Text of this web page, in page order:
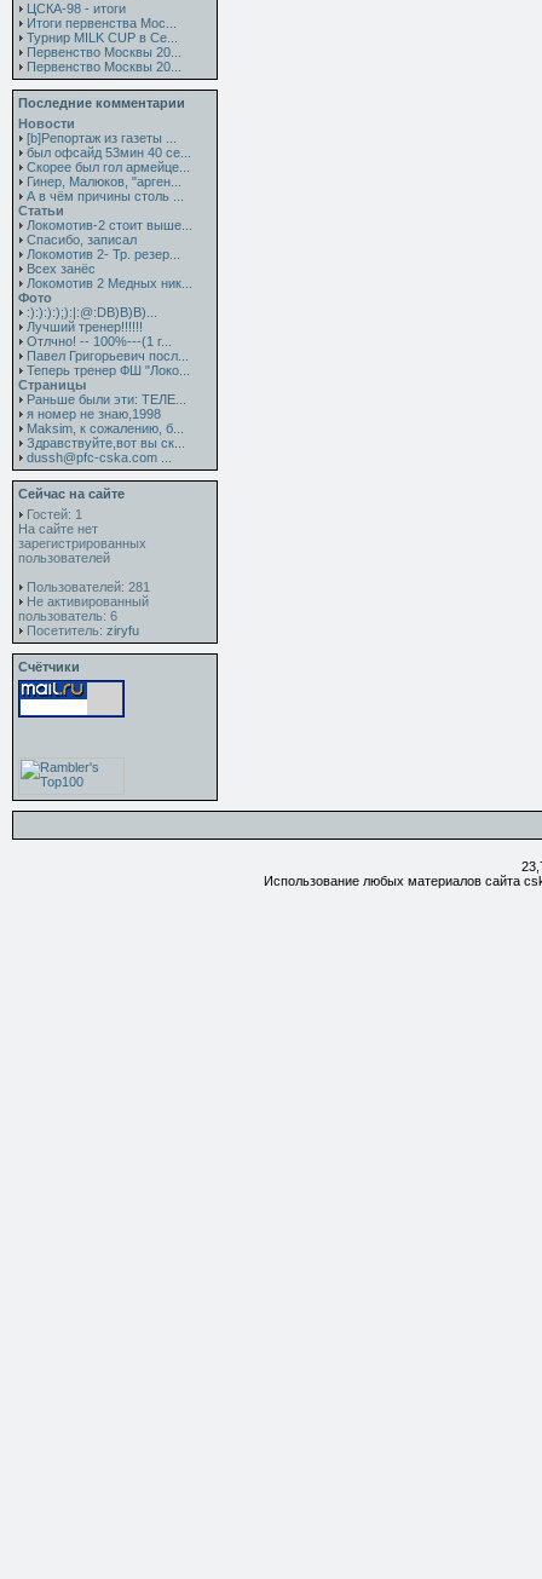
ЦСКА-98 - итоги
Итоги первенства Мос...
Турнир MILK CUP в Се...
Первенство Москвы 20...
Первенство Москвы 20...
Последние комментарии
Новости
[b]Репортаж из газеты ...
был офсайд 53мин 40 се...
Скорее был гол армейце...
Гинер, Малюков, "арген...
А в чём причины столь ...
Статьи
Локомотив-2 стоит выше...
Спасибо, записал
Локомотив 2- Тр. резер...
Всех занёс
Локомотив 2 Медных ник...
Фото
:):):):);):|:@:DB)B)B)...
Лучший тренер!!!!!!
Отлчно! -- 100%---(1 г...
Павел Григорьевич посл...
Теперь тренер ФШ "Локо...
Страницы
Раньше были эти: ТЕЛЕ...
я номер не знаю,1998
Maksim, к сожалению, б...
Здравствуйте,вот вы ск...
dussh@pfc-cska.com ...
Сейчас на сайте
Гостей: 1
На сайте нет
зарегистрированных
пользователей
Пользователей: 281
Не активированный
пользователь: 6
Посетитель: ziryfu
Счётчики
Использование любых материалов сайта